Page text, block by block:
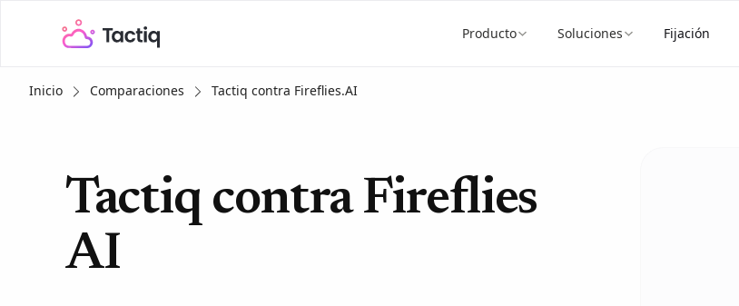
Producto Soluciones Fijación
Inicio Comparaciones Tactiq contra Fireflies.AI
Tactiq contra Fireflies
AI